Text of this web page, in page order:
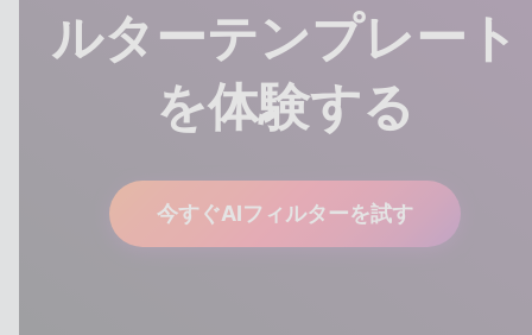
ルターテンプレート
を体験する
今すぐAIフィルターを試す